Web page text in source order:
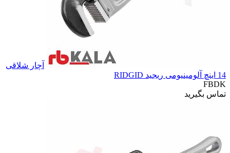
آچار شلاقی
14 اینچ آلومینیومی ریجید RIDGID
FBDK
تماس بگیرید